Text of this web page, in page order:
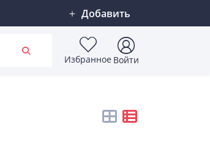
Добавить
Избранное Войти